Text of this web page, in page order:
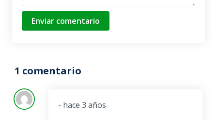
Enviar comentario
1 comentario
- hace 3 años